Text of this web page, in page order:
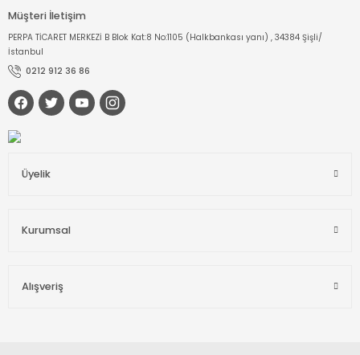
Müşteri İletişim
PERPA TİCARET MERKEZİ B Blok Kat:8 No:1105 (Halkbankası yanı) , 34384 Şişli/
İstanbul
0212 912 36 86
Üyelik
Kurumsal
Alışveriş